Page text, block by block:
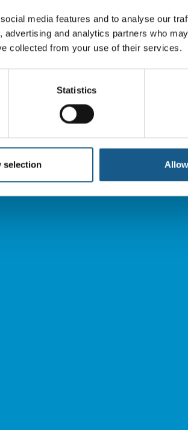
media features and to analyse our
and analytics partners who
collected from your use of their services.
Statistics
selection